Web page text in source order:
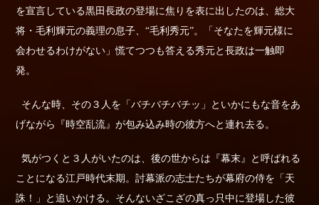
を宣言している黒田長政の登場に焦りを表に出したのは、総大
将・毛利輝元の義理の息子、“毛利秀元”。「そなたを輝元様に
会わせるわけがない」慌てつつも答える秀元と長政は一触即
発。
そんな時、その３人を「バチバチバチッ」といかにもな音をあ
げながら『時空乱流』が包み込み時の彼方へと連れ去る。
気がつくと３人がいたのは、後の世からは『幕末』と呼ばれる
ことになる江戸時代末期。討幕派の志士たちが幕府の侍を「天
誅！」と追いかける。そんないざこざの真っ只中に登場した彼